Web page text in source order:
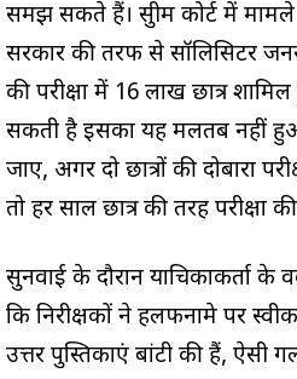
समझ सकते हैं। सुप्रीम कोर्ट में
सरकार की तरफ से सॉलिसिटर
की परीक्षा में 16 लाख छात्र
सकती है इसका यह मलतब नहीं हुआ
जाए, अगर दो छात्रों की दोबारा
तो हर साल छात्र की तरह परीक्षा
सुनवाई के दौरान याचिकाकर्ता के
कि निरीक्षकों ने हलफनामे पर
उत्तर पुस्तिकाएं बांटी की हैं, ऐसी